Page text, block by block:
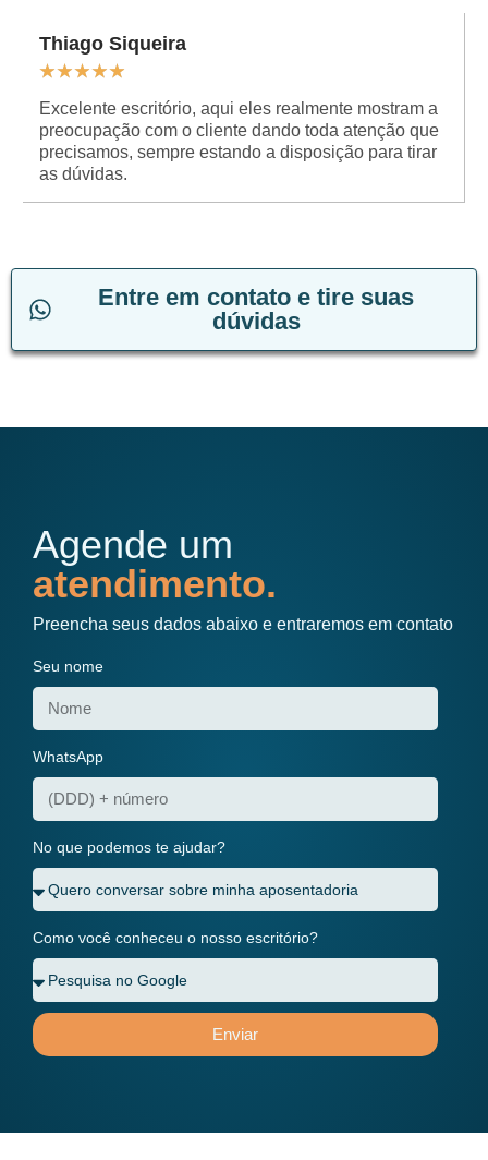
Thiago Siqueira
★★★★★
Excelente escritório, aqui eles realmente mostram a
preocupação com o cliente dando toda atenção que
precisamos, sempre estando a disposição para tirar
as dúvidas.
Entre em contato e tire suas
dúvidas
Agende um
atendimento.
Preencha seus dados abaixo e entraremos em contato
Seu nome
WhatsApp
No que podemos te ajudar?
Como você conheceu o nosso escritório?
Enviar